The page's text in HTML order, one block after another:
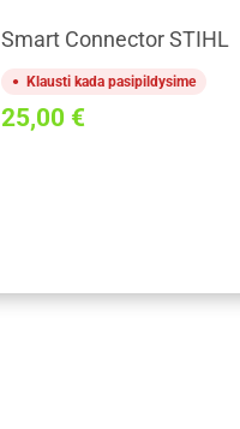
Smart Connector STIHL
Klausti kada pasipildysime
25,00 €